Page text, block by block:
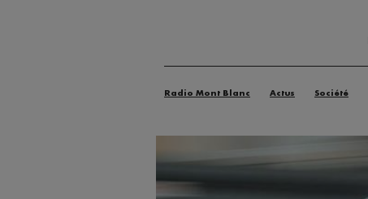
Radio Mont Blanc Actus Société